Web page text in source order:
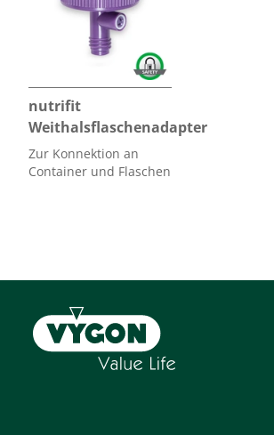
nutrifit
Weithalsflaschenadapter
Zur Konnektion an
Container und Flaschen